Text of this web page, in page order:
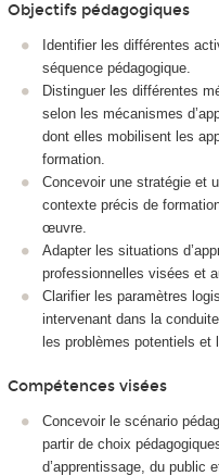
Objectifs pédagogiques
Identifier les différentes
séquence pédagogique.
Distinguer les différentes
selon les mécanismes
dont elles mobilisent les
formation.
Concevoir une stratégie et
contexte précis de
œuvre.
Adapter les situations
professionnelles visées et
Clarifier les paramètres
intervenant dans la
les problèmes potentiels et
Compétences visées
Concevoir le scénario
partir de choix
d’apprentissage, du public